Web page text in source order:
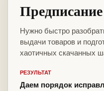
Нужно быстро
выдачи товаров и
хаотичных скачанных
РЕЗУЛЬТАТ
Даем порядок